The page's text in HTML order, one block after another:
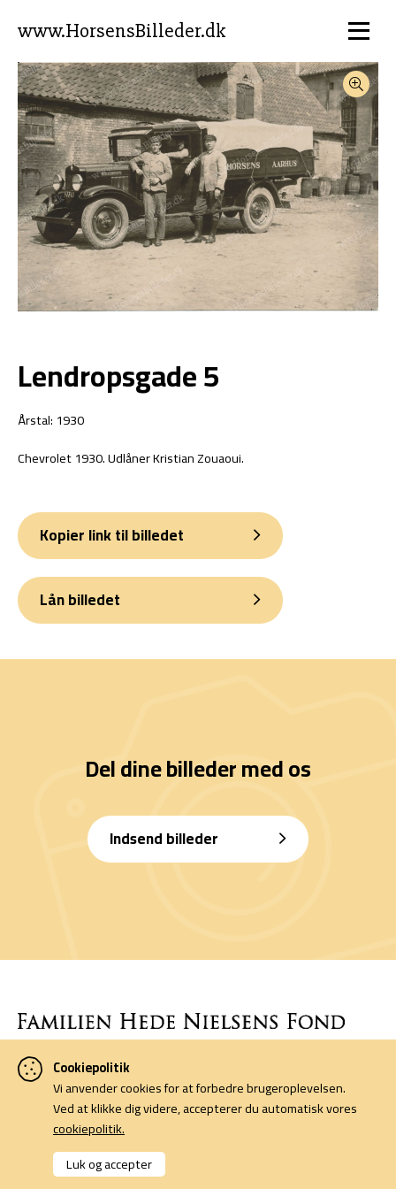
www.HorsensBilleder.dk
Lendropsgade 5
Årstal: 1930
Chevrolet 1930. Udlåner Kristian Zouaoui.
Kopier link til billedet
Lån billedet
Del dine billeder med os
Indsend billeder
Denne side er finansieret af Familien Hede Nielsens Fond og drives
af foreningen Horsens Billeders Venner.
Cookiepolitik
Kontakt
Cookiepolitik
Vi anvender cookies for at forbedre brugeroplevelsen.
Ved at klikke dig videre, accepterer du automatisk vores
cookiepolitik.
Luk og accepter